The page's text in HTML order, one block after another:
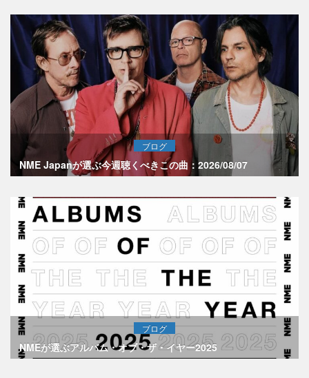
ブログ
NME Japanが選ぶ今週聴くべきこの曲：2026/08/07
ブログ
NMEが選ぶアルバム・オブ・ザ・イヤー2025